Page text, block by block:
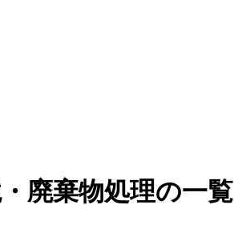
廃棄物処理の一覧